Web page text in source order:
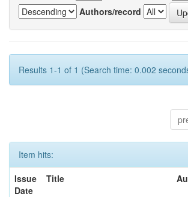
Authors/record
Results 1-1 of 1 (Search time: 0.002
Item hits:
Issue
Date
Title